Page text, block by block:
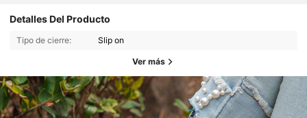
Detalles Del Producto
Tipo de cierre: Slip on
Ver más